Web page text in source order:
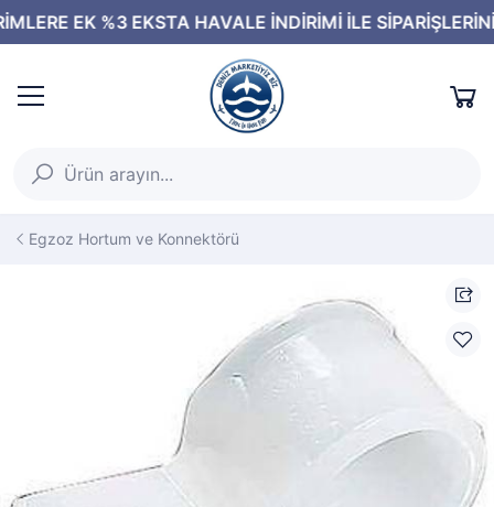
Egzoz Hortum ve Konnektörü